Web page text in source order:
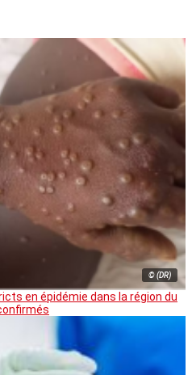
© (DR)
en épidémie dans la région du